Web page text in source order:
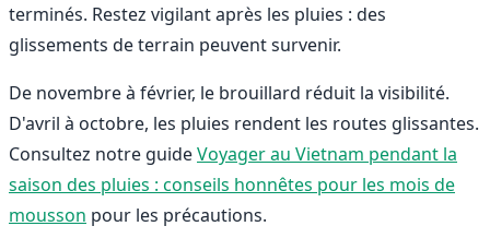
terminés. Restez vigilant après les pluies : des
glissements de terrain peuvent survenir.
De novembre à février, le brouillard réduit la visibilité.
D'avril à octobre, les pluies rendent les routes glissantes.
Consultez notre guideVoyager au Vietnam pendant la
saison des pluies : conseils honnêtes pour les mois de
mousson pour les précautions.